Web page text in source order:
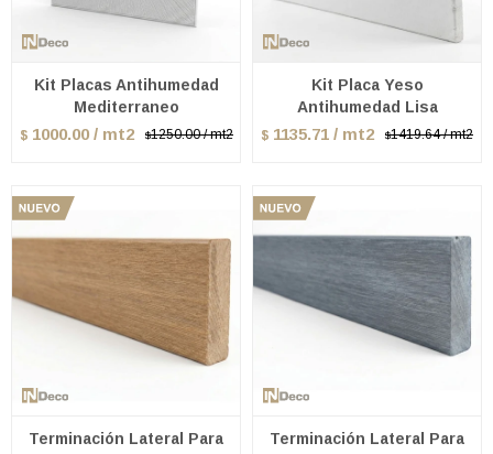
Kit Placas Antihumedad
Mediterraneo
$ 1000.00 / mt2 $1250.00 / mt2
Kit Placa Yeso
Antihumedad Lisa
$ 1135.71 / mt2 $1419.64 / mt2
Terminación Lateral Para
Terminación Lateral Para